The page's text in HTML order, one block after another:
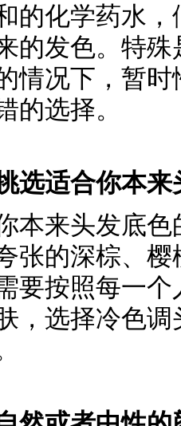
的化学药水
的发色。特
情况下，暂
的选择。
选适合你本
来头发底色
张的深棕、
要按照每一
，选择冷色